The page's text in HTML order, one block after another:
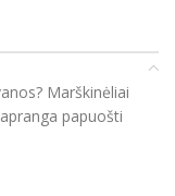
Marškinėliai
papuošti